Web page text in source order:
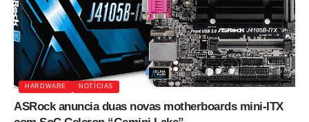
HARDWARE NOTÍCIAS
ASRock anuncia duas novas motherboards mini-ITX